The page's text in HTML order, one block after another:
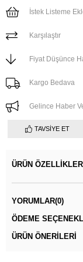
İstek Listeme
Karşılaştır
Fiyat Düşünce
Kargo Bedava
Gelince Haber
TAVSIYE ET
ÜRÜN ÖZELLIKLERI
YORUMLAR(0)
ÖDEME
ÜRÜN ÖNERILERI